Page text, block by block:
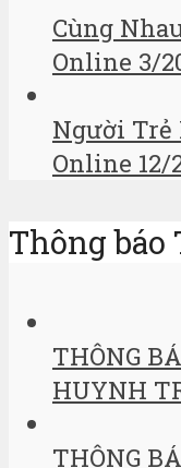
Cùng
Online 3/
Người Trẻ
Online 12/
Thông báo
THÔNG
HUYNH
THÔNG